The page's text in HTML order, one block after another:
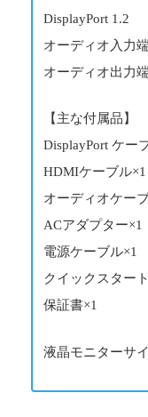
DisplayPort 1.2
オーディオ入力
オーディオ出力
【主な付属品】
DisplayPort ケー
HDMIケーブル×1
オーディオケー
ACアダプター×1
電源ケーブル×1
クイックスター
保証書×1
液晶モニターサ